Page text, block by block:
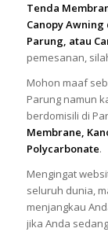
Tenda
Canopy
Parung, atau
pemesanan,
Mohon maaf
Parung namun
berdomisili di
Membrane,
Polycarbonate.
Mengingat
seluruh dunia,
menjangkau
jika Anda